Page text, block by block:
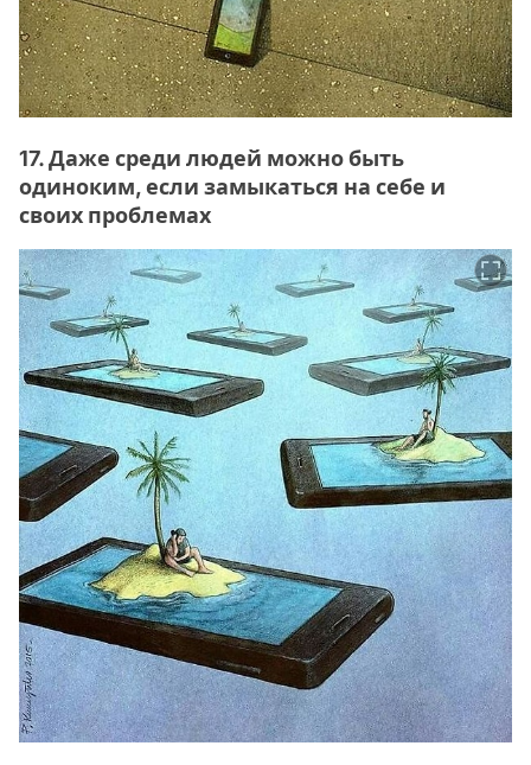
17. Даже среди людей можно быть
одиноким, если замыкаться на себе и
своих проблемах